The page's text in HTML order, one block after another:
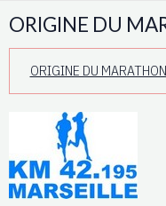
ORIGINE DU
ORIGINE DU MARATHON